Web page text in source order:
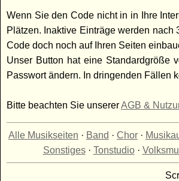
Wenn Sie den Code nicht in in Ihre
Plätzen. Inaktive Einträge werden
Code doch noch auf Ihren Seiten
Unser Button hat eine Standardgröße
Passwort ändern. In dringenden Fällen
Bitte beachten Sie unsererAGB &
Alle Musikseiten · Band · Chor ·
Sonstiges· Tonstudio·